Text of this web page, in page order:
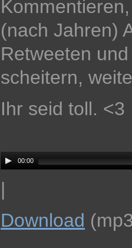
(nach Jahren)
Retweeten
scheitern,
Ihr seid toll. <3
00:00
|
Download